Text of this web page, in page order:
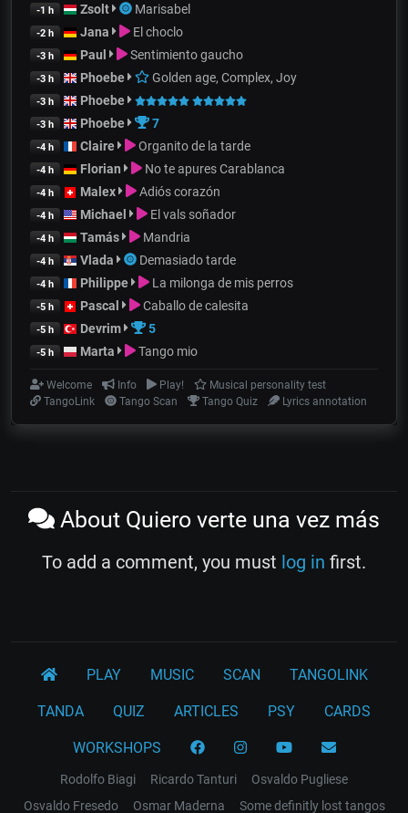
-1 h Zsolt Marisabel
-2 h Jana El choclo
-3 h Paul Sentimiento gaucho
-3 h Phoebe Golden age, Complex, Joy
-3 h Phoebe
-3 h Phoebe 7
-4 h Claire Organito de la tarde
-4 h Florian No te apures Carablanca
-4 h Malex Adiós corazón
-4 h Michael El vals soñador
-4 h Tamás Mandria
-4 h Vlada Demasiado tarde
-4 h Philippe La milonga de mis perros
-5 h Pascal Caballo de calesita
-5 h Devrim 5
-5 h Marta Tango mio
Welcome Info Play!
Musical personality test
TangoLink
Tango Scan Tango Quiz Lyrics annotation
About Quiero verte una vez más
To add a comment, you must log in first.
PLAY MUSIC SCAN TANGOLINK
TANDA QUIZ ARTICLES PSY CARDS
WORKSHOPS
Rodolfo Biagi Ricardo Tanturi
Osvaldo Pugliese
Osvaldo Fresedo
Osmar Maderna Some definitly lost tangos